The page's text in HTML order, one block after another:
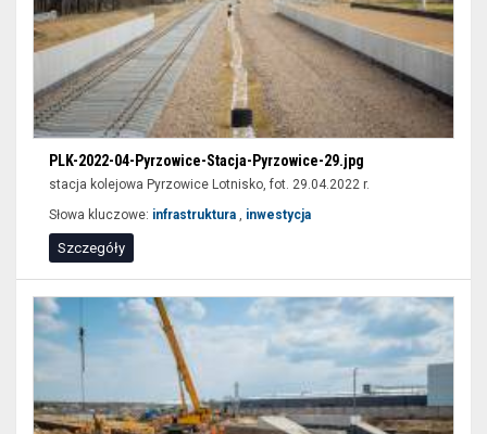
PLK-2022-04-Pyrzowice-Stacja-Pyrzowice-29.jpg
stacja kolejowa Pyrzowice Lotnisko, fot. 29.04.2022 r.
Słowa kluczowe: infrastruktura , inwestycja
Szczegóły